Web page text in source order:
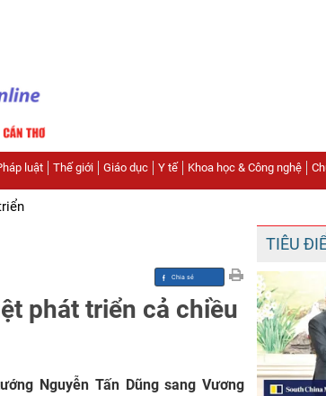
luật Thế giới Giáo dục Y tế Khoa học & Công nghệ
phát triển cả chiều
Nguyễn Tấn Dũng sang Vương
TIÊU